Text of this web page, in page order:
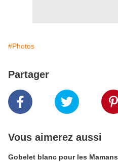
#Photos
Partager
Vous aimerez aussi
Gobelet blanc pour les Mamans